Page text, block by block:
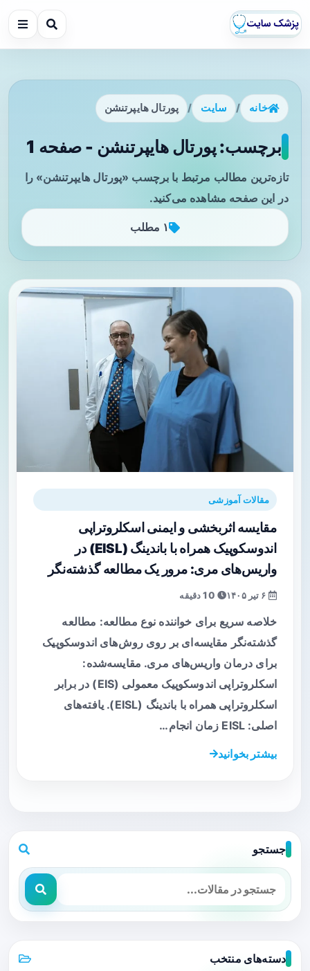
خانه / سایت / پورتال هایپرتنشن
برچسب: پورتال هایپرتنشن - صفحه 1
تازه‌ترین مطالب مرتبط با برچسب «پورتال هایپرتنشن» را
در این صفحه مشاهده می‌کنید.
۱ مطلب
مقالات آموزشی
مقایسه اثربخشی و ایمنی اسکلروتراپی
اندوسکوپیک همراه با باندینگ (EISL) در
واریس‌های مری: مرور یک مطالعه گذشته‌نگر
خلاصه سریع برای خواننده نوع مطالعه: مطالعه
گذشته‌نگر مقایسه‌ای بر روی روش‌های اندوسکوپیک
برای درمان واریس‌های مری. مقایسه‌شده:
اسکلروتراپی اندوسکوپیک معمولی (EIS) در برابر
اسکلروتراپی همراه با باندینگ (EISL). یافته‌های
اصلی: EISL زمان انجام…
بیشتر بخوانید
جستجو
دسته‌های منتخب